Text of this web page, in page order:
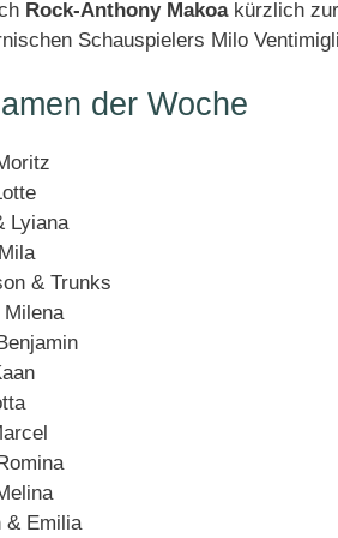
Rock-Anthony Makoakürzlich
Schauspielers Milo
der Woche
Lyiana
& Trunks
Milena
& Emilia